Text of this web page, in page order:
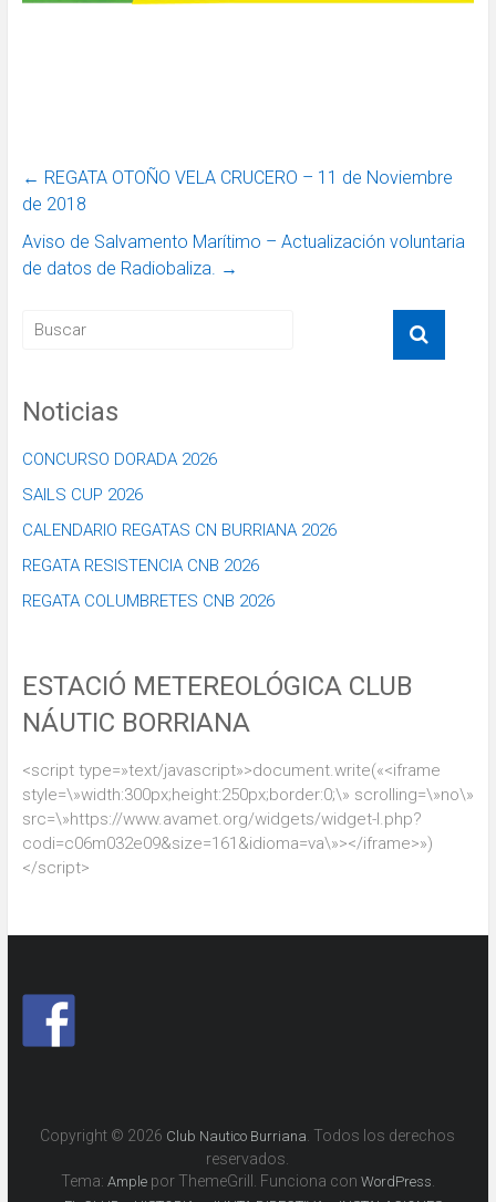
← REGATA OTOÑO VELA CRUCERO – 11 de Noviembre
de 2018
Aviso de Salvamento Marítimo – Actualización voluntaria
de datos de Radiobaliza.
→
Noticias
CONCURSO DORADA 2026
SAILS CUP 2026
CALENDARIO REGATAS CN BURRIANA 2026
REGATA RESISTENCIA CNB 2026
REGATA COLUMBRETES CNB 2026
ESTACIÓ METEREOLÓGICA CLUB
NÁUTIC BORRIANA
<script type=»text/javascript»>document.write(«<iframe
style=\»width:300px;height:250px;border:0;\» scrolling=\»no\»
src=\»https://www.avamet.org/widgets/widget-l.php?
codi=c06m032e09&size=161&idioma=va\»></iframe>»)
</script>
Copyright © 2026 Club Nautico Burriana . Todos los derechos
reservados.
Tema: Amplepor ThemeGrill. Funciona con WordPress